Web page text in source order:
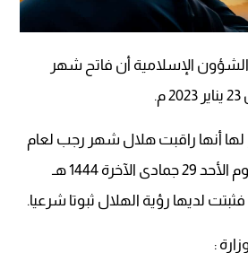
الإسلامية أن فاتح شهر
لها أنها راقبت هلال شهر رجب لعام
1444 هـ، بعد مغـرب يــوم الأحد 29 جمادى الآخرة 1444 هـ
: